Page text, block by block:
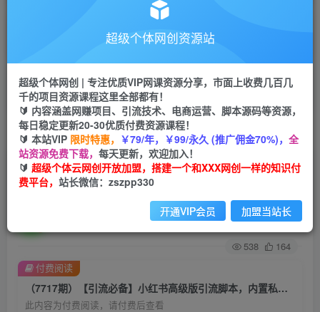
会员专属推广链接
招募站长
挂机
项目
脚本卡密
APP下载
GO
首页 创业课程 会员专属 正文
（7717期）【引流必备】小红书高级版引流脚
本，内置私信点赞关注评论回复各项功能…
关注 私信
538 164
（7717期）【引流必备】小红书高级版引流脚本，内置私信点赞关注评论回复各项功能…
此内容为付费阅读，请付费后查看
付费阅读
超级个体网创资源站
超级个体网创 | 专注优质VIP网课资源分享，市面上收费几百几
千的项目资源课程这里全部都有！
🔰 内容涵盖网赚项目、引流技术、电商运营、脚本源码等资源，
每日稳定更新20-30优质付费资源课程！
🔰 本站VIP 限时特惠， ￥79/年，￥99/永久 (推广佣金70%)， 全
站资源免费下载， 每天更新，欢迎加入！
🔰 超级个体云网创开放加盟，搭建一个和XXX网创一样的知识付
费平台， 站长微信：zszpp330
开通VIP会员 加盟当站长